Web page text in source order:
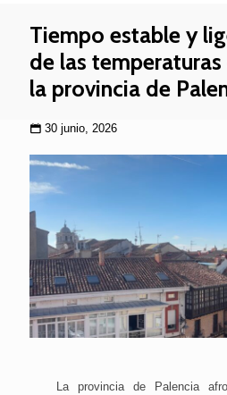
Tiempo estable y
de las
la provincia de
30 junio, 2026
La provincia de Palencia